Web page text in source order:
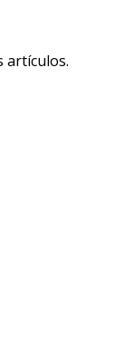
artículos.